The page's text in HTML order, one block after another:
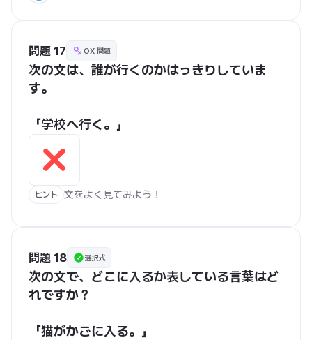
問題 17 OX 問題
次の文は、誰が行くのかはっきりしていま
す。
「学校へ行く。」
ヒント 文をよく見てみよう！
問題 18 選択式
次の文で、どこに入るか表している言葉はど
れですか？
「猫がかごに入る。」